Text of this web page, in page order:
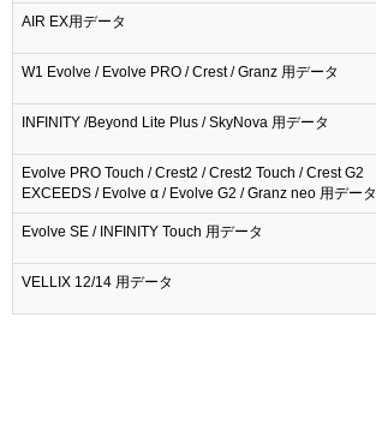
AIR EX用データ
W1 Evolve / Evolve PRO / Crest / Granz 用データ
INFINITY /Beyond Lite Plus / SkyNova 用データ
Evolve PRO Touch / Crest2 / Crest2 Touch / Crest G2
EXCEEDS / Evolve α / Evolve G2 / Granz neo 用データ
Evolve SE / INFINITY Touch 用データ
VELLIX 12/14 用データ